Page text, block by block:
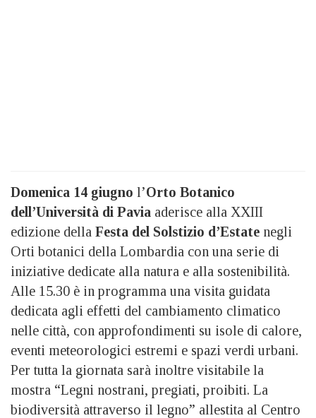
Domenica 14 giugno l’Orto Botanico
dell’Università di Pavia aderisce alla XXIII
edizione della Festa del Solstizio d’Estate negli
Orti botanici della Lombardia con una serie di
iniziative dedicate alla natura e alla sostenibilità.
Alle 15.30 è in programma una visita guidata
dedicata agli effetti del cambiamento climatico
nelle città, con approfondimenti su isole di calore,
eventi meteorologici estremi e spazi verdi urbani.
Per tutta la giornata sarà inoltre visitabile la
mostra “Legni nostrani, pregiati, proibiti. La
biodiversità attraverso il legno” allestita al Centro